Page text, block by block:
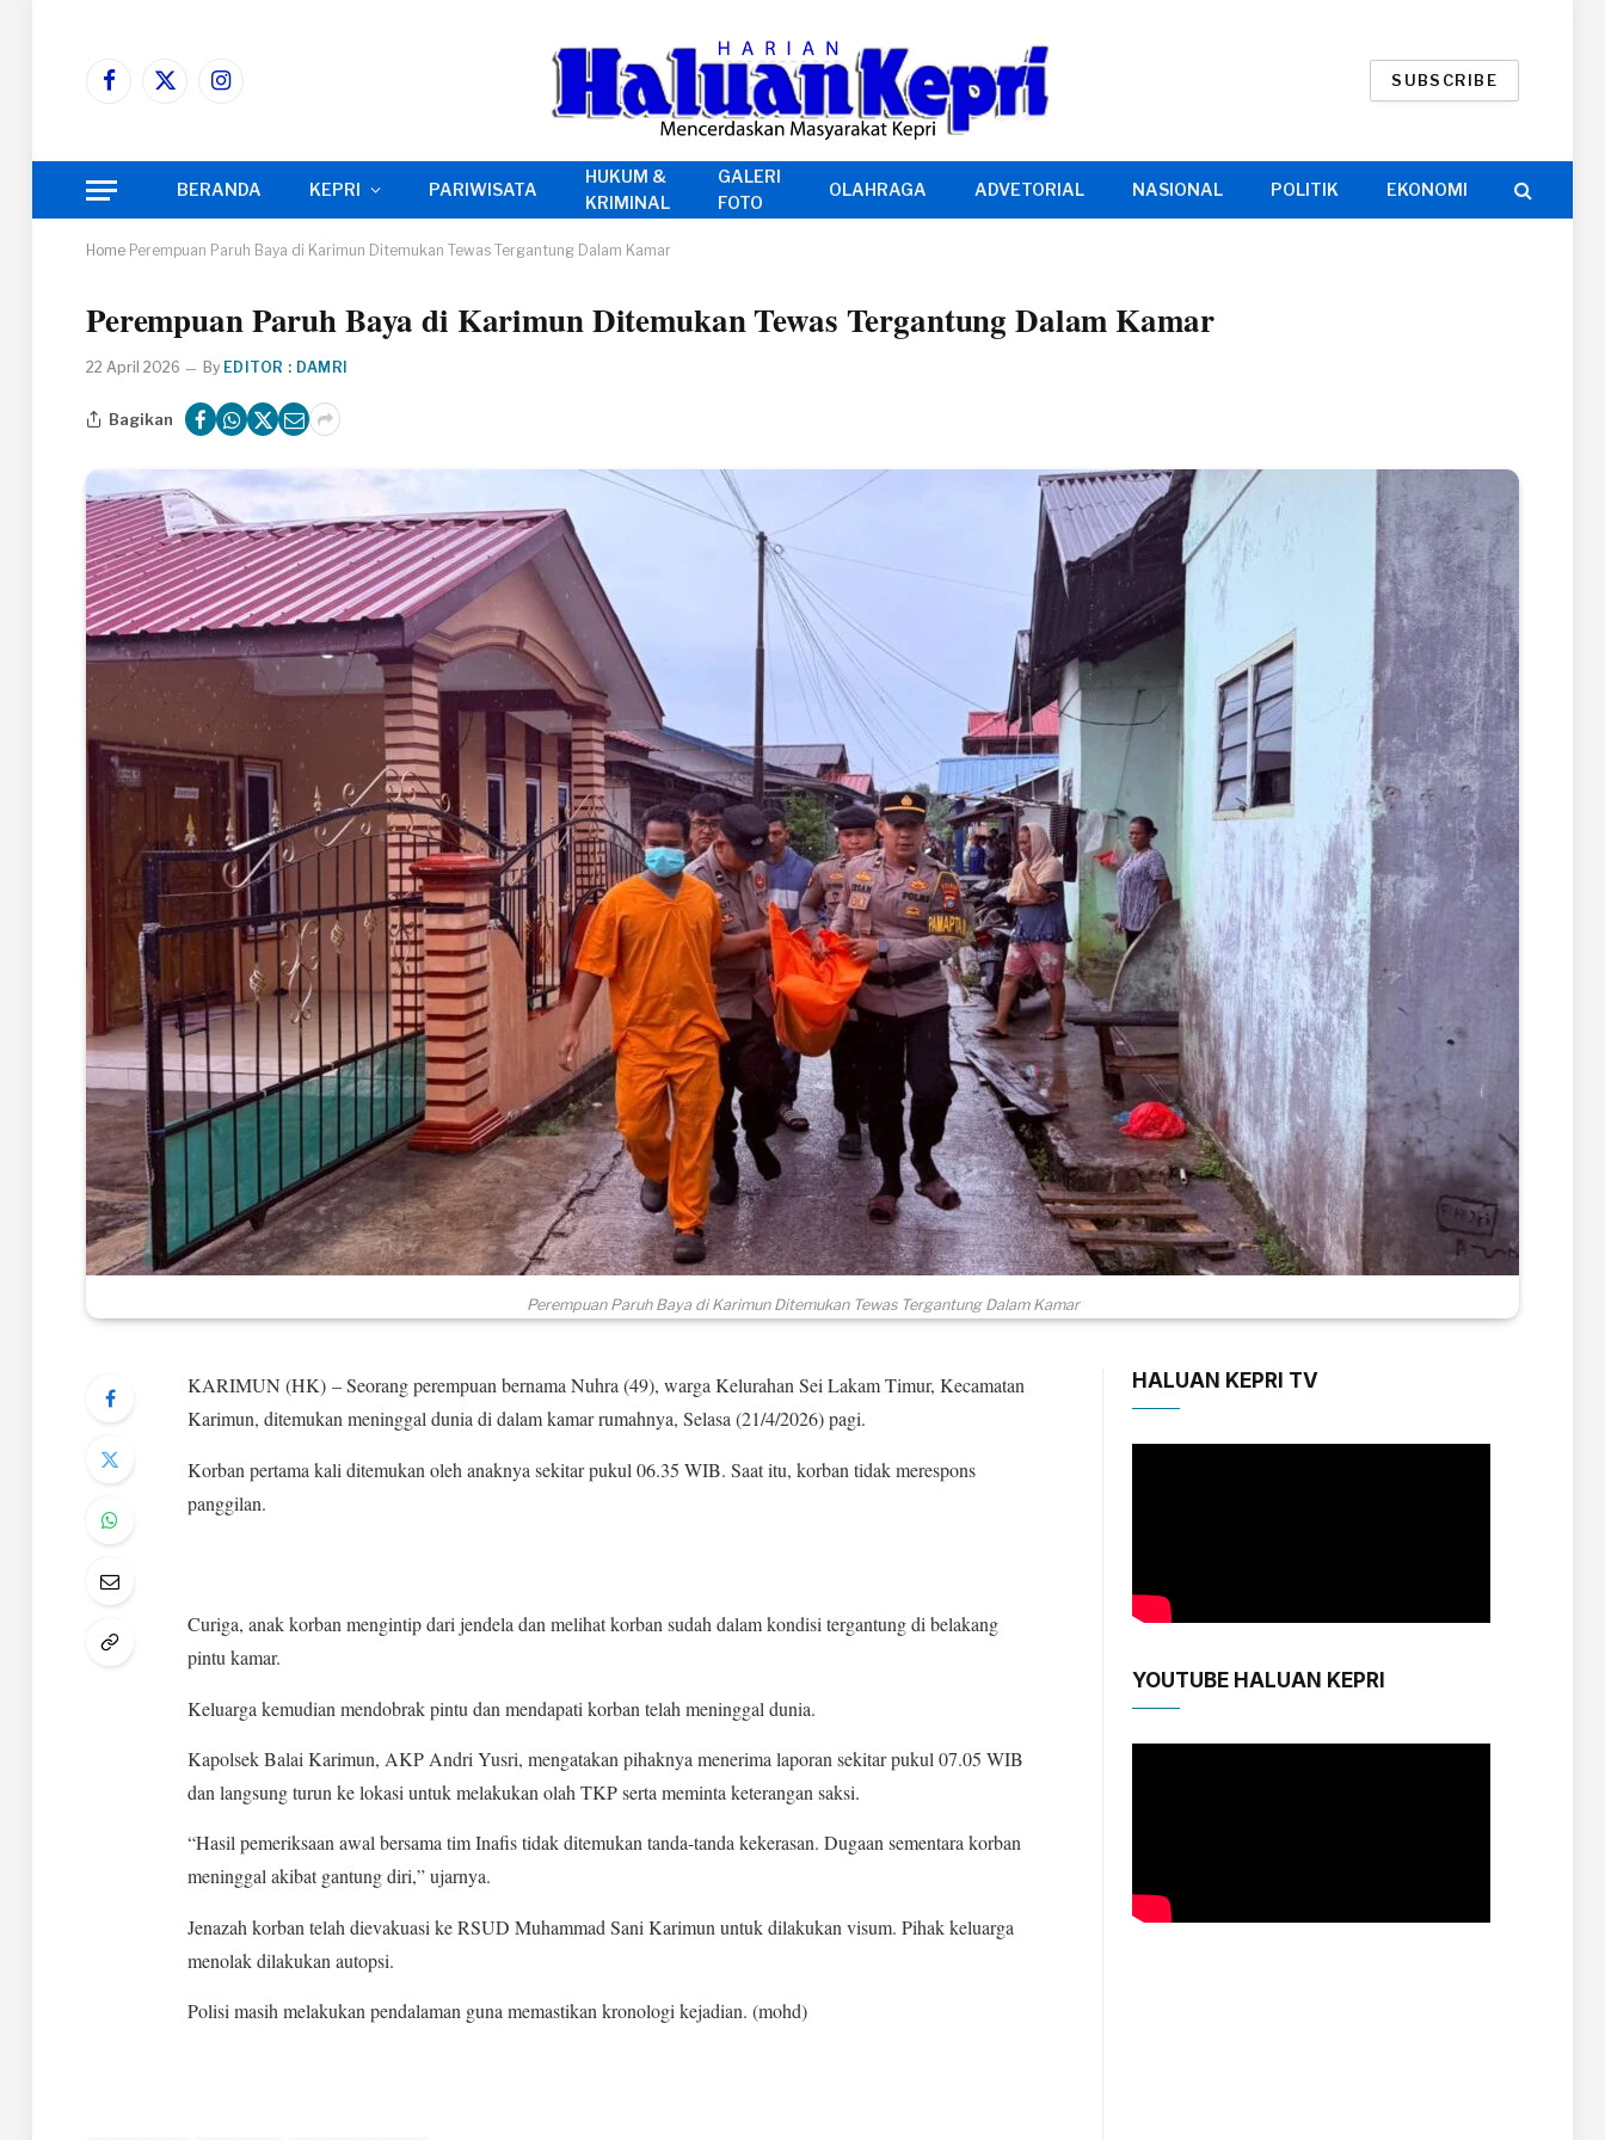
Facebook
X
Instagram
SUBSCRIBE
BERANDA KEPRI PARIWISATA
HUKUM &
KRIMINAL
GALERI
FOTO
OLAHRAGA ADVETORIAL NASIONAL POLITIK EKONOMI
Home Perempuan Paruh Baya di Karimun Ditemukan Tewas Tergantung Dalam Kamar
Perempuan Paruh Baya di Karimun Ditemukan Tewas Tergantung Dalam Kamar
22 April 2026 By EDITOR : DAMRI
Bagikan
Perempuan Paruh Baya di Karimun Ditemukan Tewas Tergantung Dalam Kamar
KARIMUN (HK) – Seorang perempuan bernama Nuhra (49), warga Kelurahan Sei Lakam Timur, Kecamatan
Karimun, ditemukan meninggal dunia di dalam kamar rumahnya, Selasa (21/4/2026) pagi.
Korban pertama kali ditemukan oleh anaknya sekitar pukul 06.35 WIB. Saat itu, korban tidak merespons
panggilan.
Curiga, anak korban mengintip dari jendela dan melihat korban sudah dalam kondisi tergantung di belakang
pintu kamar.
Keluarga kemudian mendobrak pintu dan mendapati korban telah meninggal dunia.
Kapolsek Balai Karimun, AKP Andri Yusri, mengatakan pihaknya menerima laporan sekitar pukul 07.05 WIB
dan langsung turun ke lokasi untuk melakukan olah TKP serta meminta keterangan saksi.
“Hasil pemeriksaan awal bersama tim Inafis tidak ditemukan tanda-tanda kekerasan. Dugaan sementara korban
meninggal akibat gantung diri,” ujarnya.
Jenazah korban telah dievakuasi ke RSUD Muhammad Sani Karimun untuk dilakukan visum. Pihak keluarga
menolak dilakukan autopsi.
Polisi masih melakukan pendalaman guna memastikan kronologi kejadian. (mohd)
HALUAN KEPRI TV
YOUTUBE HALUAN KEPRI